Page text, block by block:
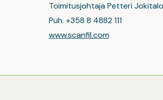
Toimitusjohtaja Petteri Jokitalo
Puh. +358 8 4882 111
www.scanfil.com